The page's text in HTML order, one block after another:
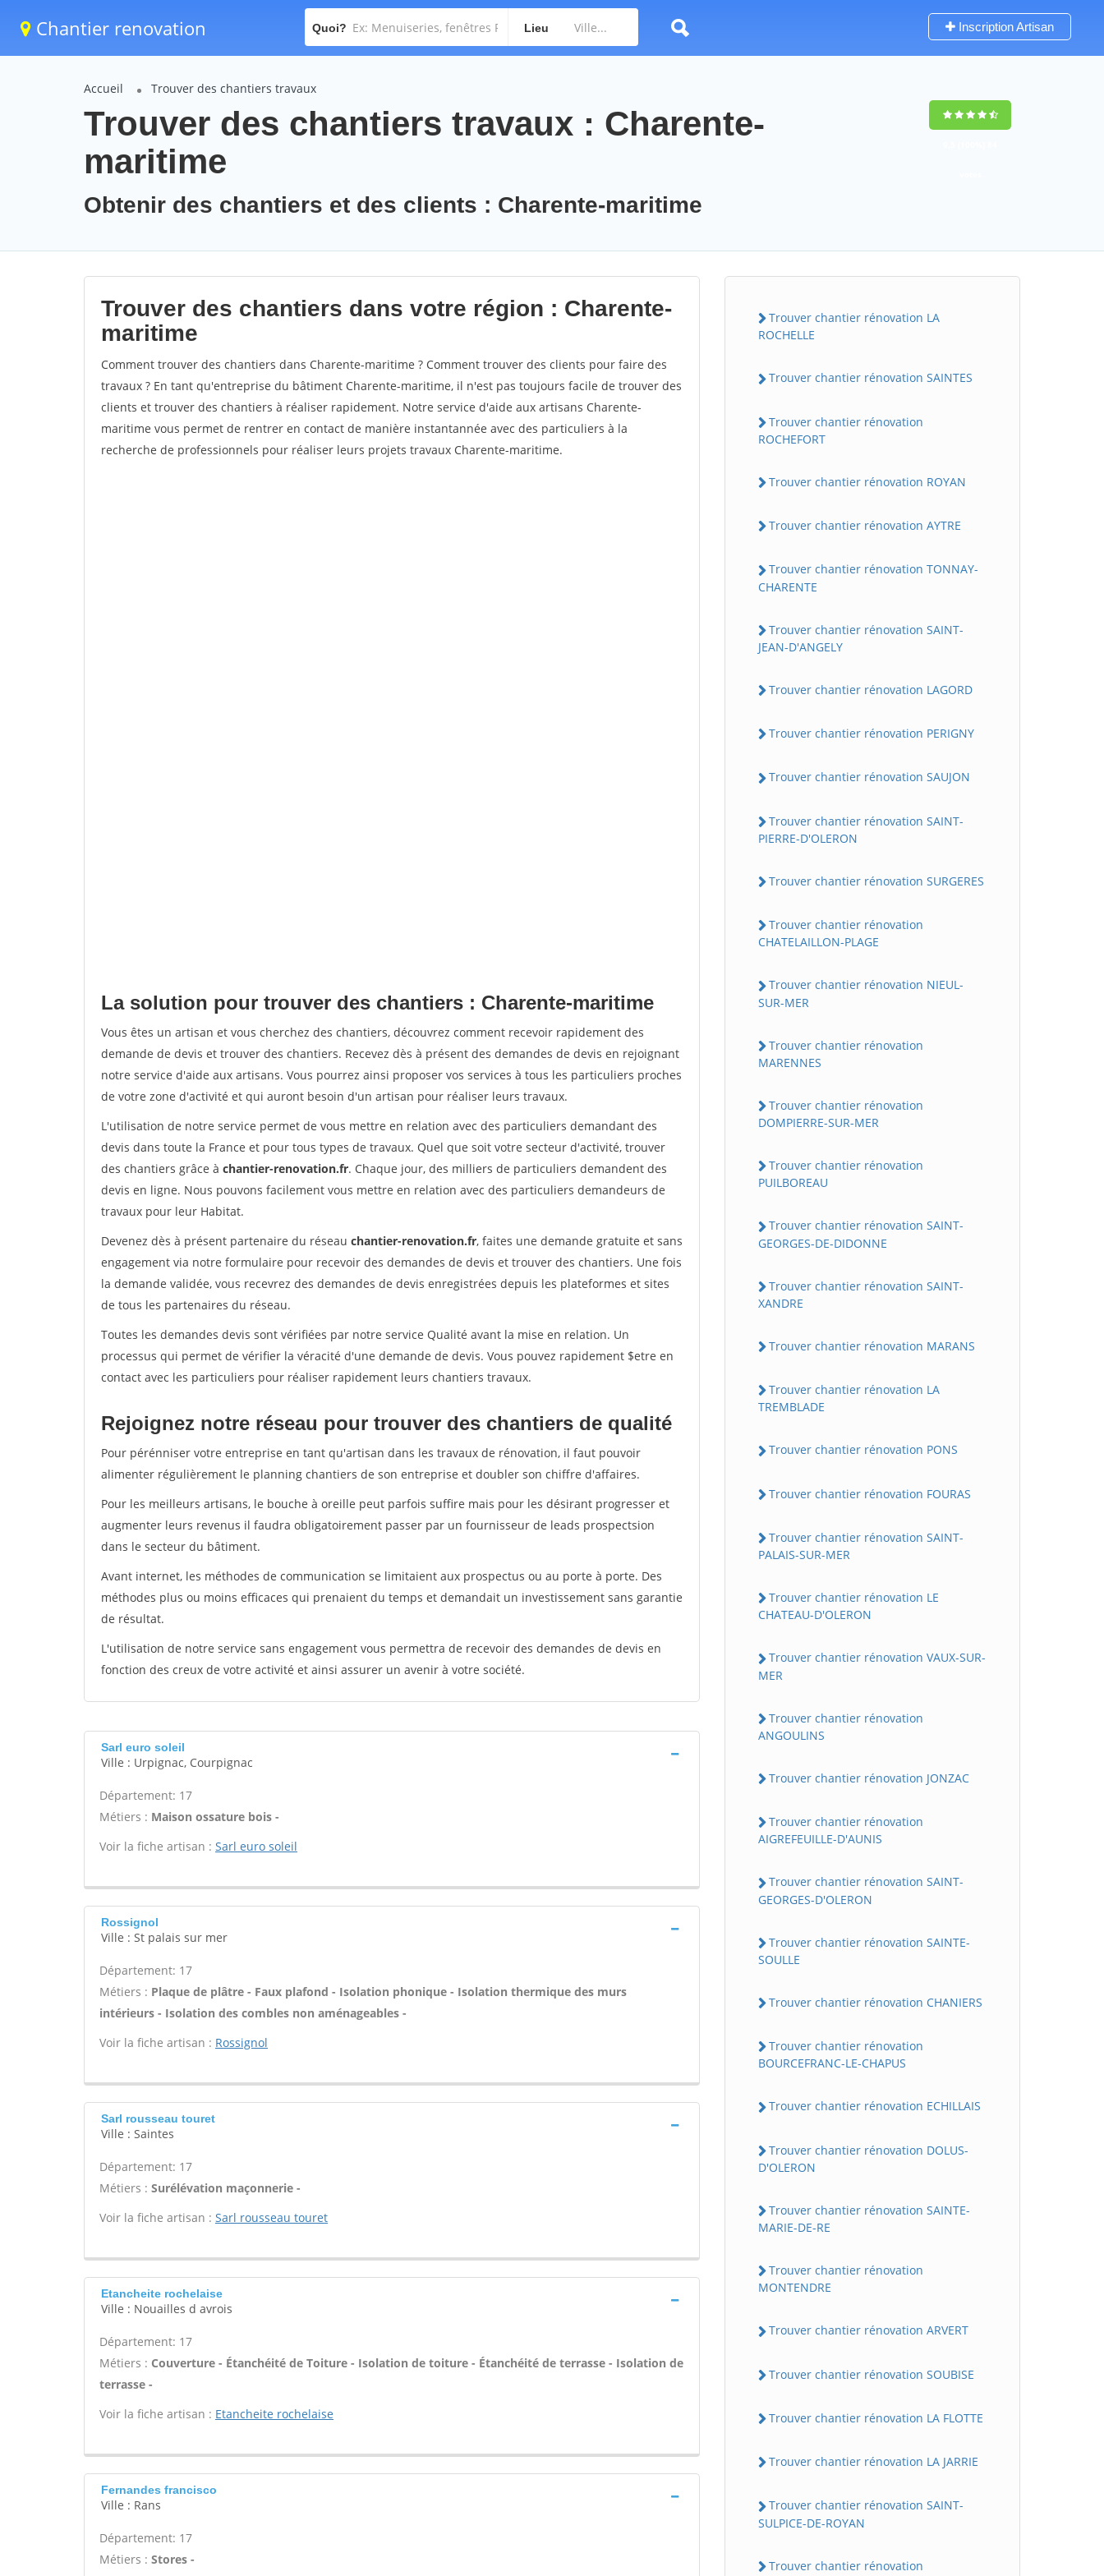
Chantier renovation Quoi? Lieu Inscription Artisan
Accueil Trouver des chantiers travaux
Trouver des chantiers travaux : Charente-
maritime
Obtenir des chantiers et des clients : Charente-maritime
Trouver des chantiers dans votre région : Charente-
maritime
Comment trouver des chantiers dans Charente-maritime ? Comment trouver des clients pour faire des
travaux ? En tant qu'entreprise du bâtiment Charente-maritime, il n'est pas toujours facile de trouver des
clients et trouver des chantiers à réaliser rapidement. Notre service d'aide aux artisans Charente-
maritime vous permet de rentrer en contact de manière instantannée avec des particuliers à la
recherche de professionnels pour réaliser leurs projets travaux Charente-maritime.
La solution pour trouver des chantiers : Charente-maritime
Vous êtes un artisan et vous cherchez des chantiers, découvrez comment recevoir rapidement des
demande de devis et trouver des chantiers. Recevez dès à présent des demandes de devis en rejoignant
notre service d'aide aux artisans. Vous pourrez ainsi proposer vos services à tous les particuliers proches
de votre zone d'activité et qui auront besoin d'un artisan pour réaliser leurs travaux.
L'utilisation de notre service permet de vous mettre en relation avec des particuliers demandant des
devis dans toute la France et pour tous types de travaux. Quel que soit votre secteur d'activité, trouver
des chantiers grâce à chantier-renovation.fr. Chaque jour, des milliers de particuliers demandent des
devis en ligne. Nous pouvons facilement vous mettre en relation avec des particuliers demandeurs de
travaux pour leur Habitat.
Devenez dès à présent partenaire du réseau chantier-renovation.fr, faites une demande gratuite et sans
engagement via notre formulaire pour recevoir des demandes de devis et trouver des chantiers. Une fois
la demande validée, vous recevrez des demandes de devis enregistrées depuis les plateformes et sites
de tous les partenaires du réseau.
Toutes les demandes devis sont vérifiées par notre service Qualité avant la mise en relation. Un
processus qui permet de vérifier la véracité d'une demande de devis. Vous pouvez rapidement $etre en
contact avec les particuliers pour réaliser rapidement leurs chantiers travaux.
Rejoignez notre réseau pour trouver des chantiers de qualité
Pour pérénniser votre entreprise en tant qu'artisan dans les travaux de rénovation, il faut pouvoir
alimenter régulièrement le planning chantiers de son entreprise et doubler son chiffre d'affaires.
Pour les meilleurs artisans, le bouche à oreille peut parfois suffire mais pour les désirant progresser et
augmenter leurs revenus il faudra obligatoirement passer par un fournisseur de leads prospectsion
dans le secteur du bâtiment.
Avant internet, les méthodes de communication se limitaient aux prospectus ou au porte à porte. Des
méthodes plus ou moins efficaces qui prenaient du temps et demandait un investissement sans garantie
de résultat.
L'utilisation de notre service sans engagement vous permettra de recevoir des demandes de devis en
fonction des creux de votre activité et ainsi assurer un avenir à votre société.
Sarl euro soleil
Ville : Urpignac, Courpignac
Département: 17
Métiers : Maison ossature bois -
Voir la fiche artisan : Sarl euro soleil
Rossignol
Ville : St palais sur mer
Département: 17
Métiers : Plaque de plâtre - Faux plafond - Isolation phonique - Isolation thermique des murs
intérieurs - Isolation des combles non aménageables -
Voir la fiche artisan : Rossignol
Sarl rousseau touret
Ville : Saintes
Département: 17
Métiers : Surélévation maçonnerie -
Voir la fiche artisan : Sarl rousseau touret
Etancheite rochelaise
Ville : Nouailles d avrois
Département: 17
Métiers : Couverture - Étanchéité de Toiture - Isolation de toiture - Étanchéité de terrasse - Isolation de
terrasse -
Voir la fiche artisan : Etancheite rochelaise
Fernandes francisco
Ville : Rans
Département: 17
Métiers : Stores -
Trouver chantier rénovation LA
ROCHELLE
Trouver chantier rénovation SAINTES
Trouver chantier rénovation
ROCHEFORT
Trouver chantier rénovation ROYAN
Trouver chantier rénovation AYTRE
Trouver chantier rénovation TONNAY-
CHARENTE
Trouver chantier rénovation SAINT-
JEAN-D'ANGELY
Trouver chantier rénovation LAGORD
Trouver chantier rénovation PERIGNY
Trouver chantier rénovation SAUJON
Trouver chantier rénovation SAINT-
PIERRE-D'OLERON
Trouver chantier rénovation SURGERES
Trouver chantier rénovation
CHATELAILLON-PLAGE
Trouver chantier rénovation NIEUL-
SUR-MER
Trouver chantier rénovation
MARENNES
Trouver chantier rénovation
DOMPIERRE-SUR-MER
Trouver chantier rénovation
PUILBOREAU
Trouver chantier rénovation SAINT-
GEORGES-DE-DIDONNE
Trouver chantier rénovation SAINT-
XANDRE
Trouver chantier rénovation MARANS
Trouver chantier rénovation LA
TREMBLADE
Trouver chantier rénovation PONS
Trouver chantier rénovation FOURAS
Trouver chantier rénovation SAINT-
PALAIS-SUR-MER
Trouver chantier rénovation LE
CHATEAU-D'OLERON
Trouver chantier rénovation VAUX-SUR-
MER
Trouver chantier rénovation
ANGOULINS
Trouver chantier rénovation JONZAC
Trouver chantier rénovation
AIGREFEUILLE-D'AUNIS
Trouver chantier rénovation SAINT-
GEORGES-D'OLERON
Trouver chantier rénovation SAINTE-
SOULLE
Trouver chantier rénovation CHANIERS
Trouver chantier rénovation
BOURCEFRANC-LE-CHAPUS
Trouver chantier rénovation ECHILLAIS
Trouver chantier rénovation DOLUS-
D'OLERON
Trouver chantier rénovation SAINTE-
MARIE-DE-RE
Trouver chantier rénovation
MONTENDRE
Trouver chantier rénovation ARVERT
Trouver chantier rénovation SOUBISE
Trouver chantier rénovation LA FLOTTE
Trouver chantier rénovation LA JARRIE
Trouver chantier rénovation SAINT-
SULPICE-DE-ROYAN
Trouver chantier rénovation